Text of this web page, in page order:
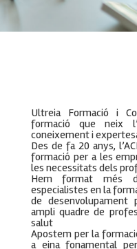
Ultreia Formació i
formació que neix
coneixement i
Des de fa 20 anys,
formació per a les
les necessitats dels
Hem format més
especialistes en la
de
ampli quadre de
salut
Apostem per la
a eina fonamental